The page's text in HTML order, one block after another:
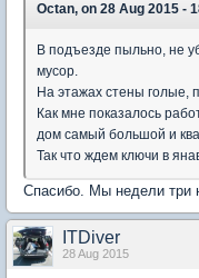
Octan, on 28 Aug 2015 -
В подъезде пыльно, не
мусор.
На этажах стены голые,
Как мне показалось
дом самый большой и
Так что ждем ключи в
Спасибо. Мы недели три
ITDiver
28 Aug 2015